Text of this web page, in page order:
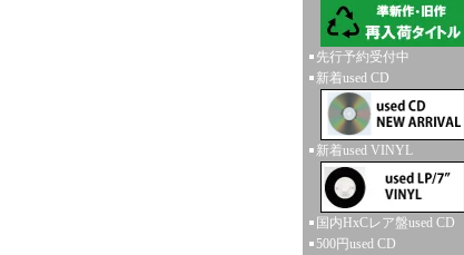
先行予約受付中
新着used CD
新着used VINYL
国内HxCレア盤used CD
500円used CD